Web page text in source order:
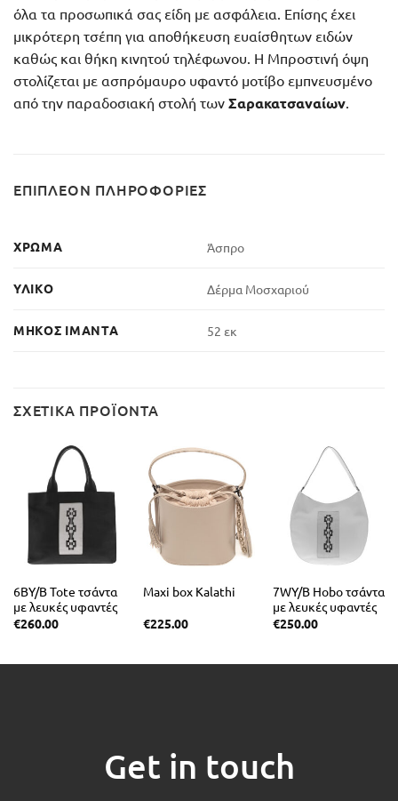
όλα τα προσωπικά σας είδη με ασφάλεια. Επίσης έχει
μικρότερη τσέπη για αποθήκευση ευαίσθητων ειδών
καθώς και θήκη κινητού τηλέφωνου. Η Μπροστινή όψη
στολίζεται με ασπρόμαυρο υφαντό μοτίβο εμπνευσμένο
από την παραδοσιακή στολή των Σαρακατσαναίων
ΕΠΙΠΛΈΟΝ ΠΛΗΡΟΦΟΡΊΕΣ
ΧΡΏΜΑ Άσπρο
ΥΛΙΚΌ Δέρμα Μοσχαριού
ΜΉΚΟΣ ΙΜΆΝΤΑ 52 εκ
ΣΧΕΤΙΚΆ ΠΡΟΪΌΝΤΑ
6BY/B Tote τσάντα
με λευκές υφαντές
λεπτομέρειες
€260.00
Maxi box Kalathi
€225.00
7WY/B Hobo τσάντα
με λευκές υφαντές
λεπτομέρειες
€250.00
Get in touch